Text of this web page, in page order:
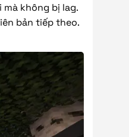
không bị lag.
bản tiếp theo.